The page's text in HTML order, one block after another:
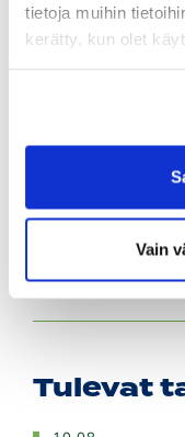
tietoja muihin
kerätty, kun olet
Vain
Ilmoittaudu heti!
​​​​​​​Senioreiden
PGK:n miesten ja
Tule töihin
Tulevat